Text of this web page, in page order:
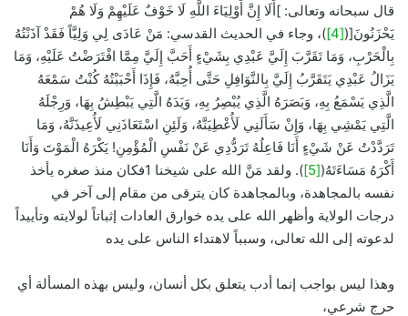
قال سبحانه وتعالى: ]أَلَا إِنَّ أَوْلِيَاءَ اللَّهِ لَا خَوْفٌ عَلَيْهِمْ وَلَا هُمْ
يَحْزَنُونَ[([4]
)، وجاء في الحديث القدسي: مَنْ عَادَى لِي وَلِيَّاً فَقَدْ آذَنْتُهُ
بِالْحَرْبِ، وَمَا تَقَرَّبَ إِلَيَّ عَبْدِي بِشَيْءٍ أَحَبَّ إِلَيَّ مِمَّا افْتَرَضْتُ عَلَيْهِ، وَمَا
يَزَالُ عَبْدِي يَتَقَرَّبُ إِلَيَّ بِالنَّوَافِلِ حَتَّى أُحِبَّهُ، فَإِذَا أَحْبَبْتُهُ كُنْتُ سَمْعَهُ
الَّذِي يَسْمَعُ بِهِ، وَبَصَرَهُ الَّذِي يُبْصِرُ بِهِ، وَيَدَهُ الَّتِي يَبْطِشُ بِهَا، وَرِجْلَهُ
الَّتِي يَمْشِي بِهَا، وَإِنْ سَأَلَنِي لَأُعْطِيَنَّهُ، وَلَئِنِ اسْتَعَاذَنِي لَأُعِيذَنَّهُ، وَمَا
تَرَدَّدْتُ عَنْ شَيْءٍ أَنَا فَاعِلُهُ تَرَدُّدِي عَنْ نَفْسِ الْمُؤْمِنِ! يَكْرَهُ الْمَوْتَ وَأَنَا
أَكْرَهُ مَسَاءَتَهُ([5]
). ولقد مَنَّ الله على شيخنا 1فكان منذ صغره يأخذ
نفسه بالمجاهدة، وبالمجاهدة كان يترقى من مقام إلى آخر في
درجات الولاية وأظهر الله على يده خوارق العادات إثباتاً لولايته وتأييداً
لدعوته إلى الله تعالى، وسبباً لاهتداء الناس على يده
وهذا ليس بواجب إنما أدب يتعلق بكل أنسان، وليس بهذه المسألة أي
حرج شرعي،